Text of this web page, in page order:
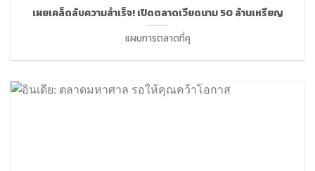
เผยเคล็ดลับความสำเร็จ! เปิดตลาดเวียดนาม 50 ล้านเหรียญ
แผนการตลาดที่คุ